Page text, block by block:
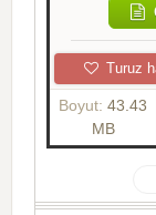
Turuz
Boyut: 43.43
MB